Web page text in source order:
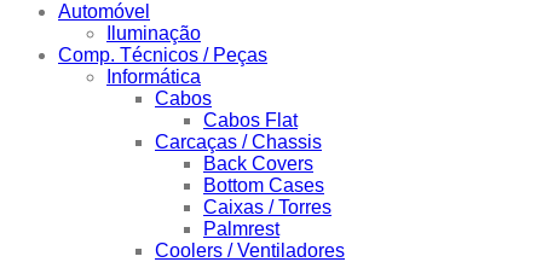
Automóvel
Iluminação
Comp. Técnicos / Peças
Informática
Cabos
Cabos Flat
Carcaças / Chassis
Back Covers
Bottom Cases
Caixas / Torres
Palmrest
Coolers / Ventiladores